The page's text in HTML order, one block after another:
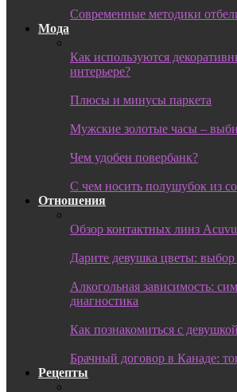
Современные методики
Мода
Как используются
интерьере?
Плюсы и минусы паркета
Мужские золотые часы –
Чем удобен повербанк?
С чем носить полушубок из
Отношения
Обзор контактных линз
Дарите девушка цветы: выбор
Алкогольная зависимость:
диагностика
Как познакомиться с
Брачный договор в Канаде:
Рецепты